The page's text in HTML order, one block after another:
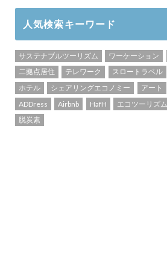
人気検索キーワード
サステナブルツーリズム ワーケーション
二拠点居住
テレワーク スロートラベル
ホテル
シェアリングエコノミー アート
ADDress
Airbnb HafH エコツーリズム
脱炭素